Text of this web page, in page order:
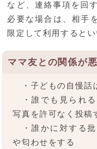
など、連絡事項を回
必要な場合は、相手
限定して利用するとい
ママ友との関係が
・子どもの自慢話
・誰でも見られる
写真を許可なく投稿
・誰かに対する批
や匂わせをする